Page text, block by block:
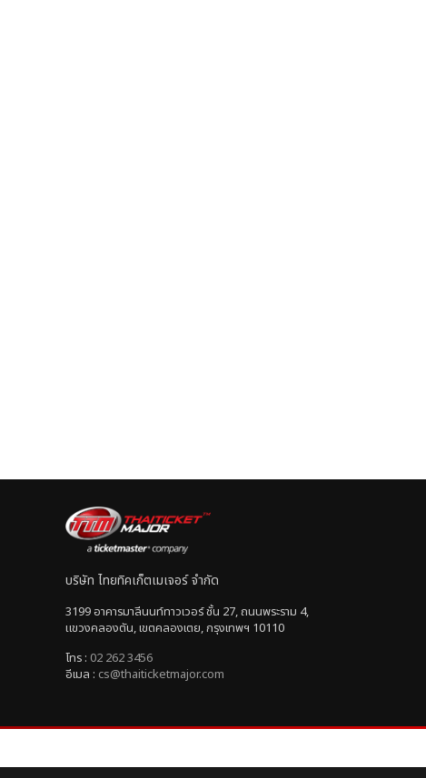
บริษัท ไทยทิคเก็ตเมเจอร์ จำกัด
3199 อาคารมาลีนนท์ทาวเวอร์ ชั้น 27, ถนนพระราม 4,
แขวงคลองตัน, เขตคลองเตย, กรุงเทพฯ 10110
โทร : 02 262 3456
อีเมล : cs@thaiticketmajor.com